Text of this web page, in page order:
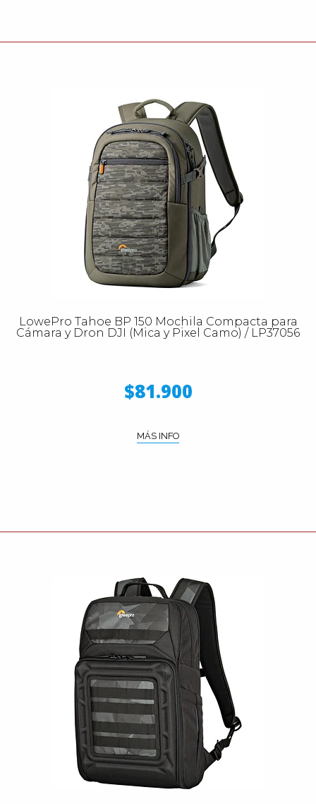
LowePro Tahoe BP 150 Mochila Compacta para
Cámara y Dron DJI (Mica y Pixel Camo) / LP37056
$81.900
MÁS INFO